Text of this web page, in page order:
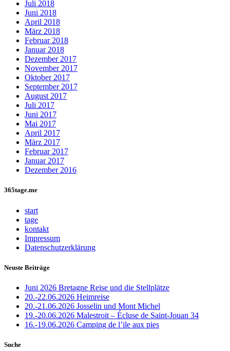
Juli 2018
Juni 2018
April 2018
März 2018
Februar 2018
Januar 2018
Dezember 2017
November 2017
Oktober 2017
September 2017
August 2017
Juli 2017
Juni 2017
Mai 2017
April 2017
März 2017
Februar 2017
Januar 2017
Dezember 2016
365tage.me
start
tage
kontakt
Impressum
Datenschutzerklärung
Neuste Beiträge
Juni 2026 Bretagne Reise und die Stellplätze
20.-22.06.2026 Heimreise
20.-21.06.2026 Josselin und Mont Michel
19.-20.06.2026 Malestroit – Écluse de Saint-Jouan 34
16.-19.06.2026 Camping de l’ile aux pies
Suche